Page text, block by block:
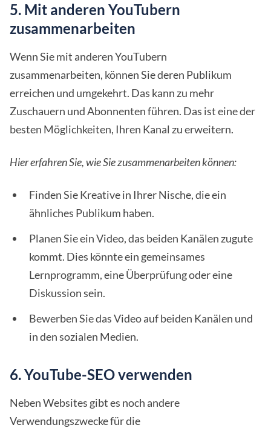
5. Mit anderen YouTubern
zusammenarbeiten
Wenn Sie mit anderen YouTubern
zusammenarbeiten, können Sie deren Publikum
erreichen und umgekehrt. Das kann zu mehr
Zuschauern und Abonnenten führen. Das ist eine der
besten Möglichkeiten, Ihren Kanal zu erweitern.
Hier erfahren Sie, wie Sie zusammenarbeiten können:
Finden Sie Kreative in Ihrer Nische, die ein
ähnliches Publikum haben.
Planen Sie ein Video, das beiden Kanälen zugute
kommt. Dies könnte ein gemeinsames
Lernprogramm, eine Überprüfung oder eine
Diskussion sein.
Bewerben Sie das Video auf beiden Kanälen und
in den sozialen Medien.
6. YouTube-SEO verwenden
Neben Websites gibt es noch andere
Verwendungszwecke für die